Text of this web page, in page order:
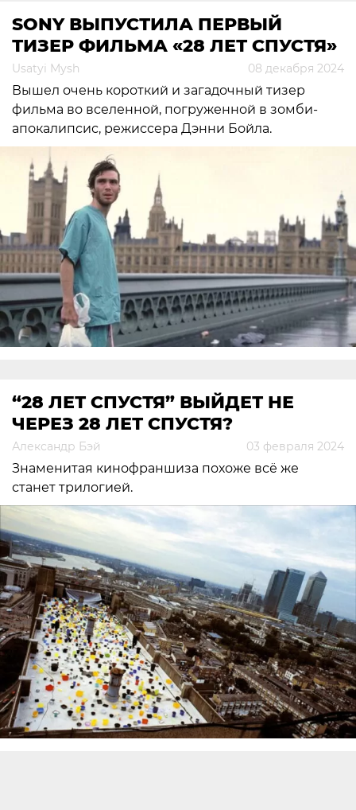
SONY ВЫПУСТИЛА ПЕРВЫЙ
ТИЗЕР ФИЛЬМА «28 ЛЕТ СПУСТЯ»
Usatyi Mysh 08 декабря 2024
Вышел очень короткий и загадочный тизер
фильма во вселенной, погруженной в зомби-
апокалипсис, режиссера Дэнни Бойла.
“28 ЛЕТ СПУСТЯ” ВЫЙДЕТ НЕ
ЧЕРЕЗ 28 ЛЕТ СПУСТЯ?
Александр Бэй 03 февраля 2024
Знаменитая кинофраншиза похоже всё же
станет трилогией.